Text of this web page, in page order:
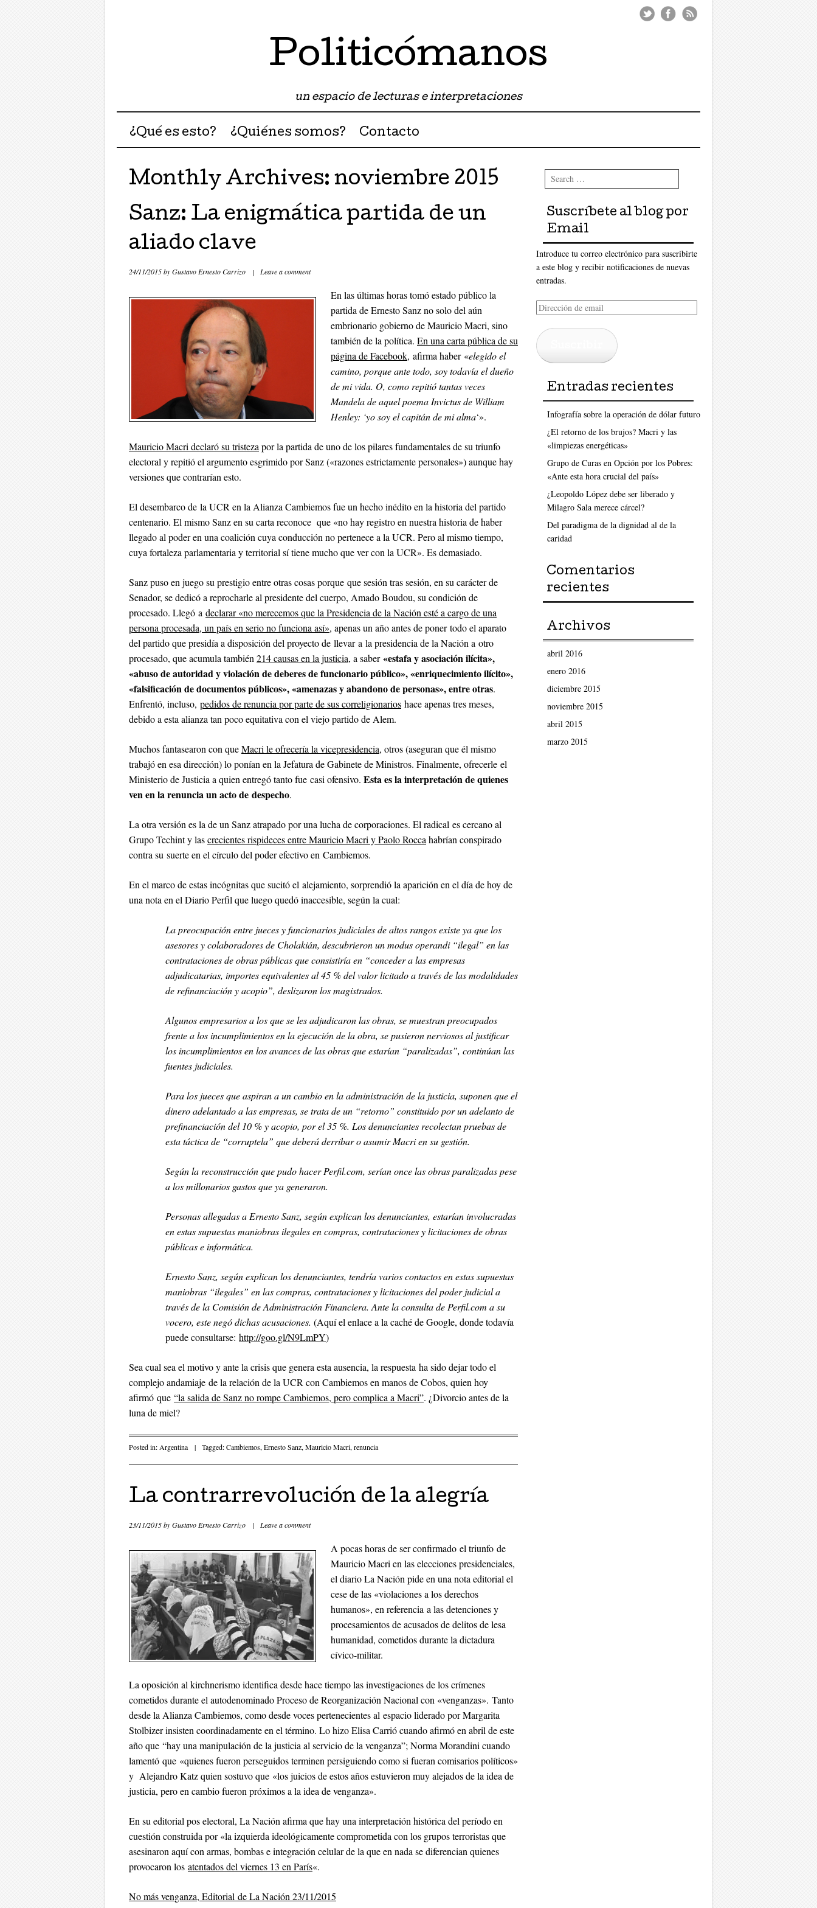
Politicómanos
un espacio de lecturas e interpretaciones
Menu ☰
Skip to content
¿Qué es esto? ¿Quiénes somos? Contacto
Monthly Archives: noviembre 2015
Sanz: La enigmática partida de un
aliado clave
24/11/2015byGustavo Ernesto Carrizo | Leave a comment
En las últimas horas tomó estado público la
partida de Ernesto Sanz no solo del aún
embrionario gobierno de Mauricio Macri, sino
también de la política. En una carta pública de su
página de Facebook, afirma haber «elegido el
camino, porque ante todo, soy todavía el dueño
de mi vida. O, como repitió tantas veces
Mandela de aquel poema Invictus de William
Henley: ‘yo soy el capitán de mi alma‘».
Mauricio Macri declaró su tristeza por la partida de uno de los pilares fundamentales de su triunfo
electoral y repitió el argumento esgrimido por Sanz («razones estrictamente personales») aunque hay
versiones que contrarían esto.
El desembarco de la UCR en la Alianza Cambiemos fue un hecho inédito en la historia del partido
centenario. El mismo Sanz en su carta reconoce que «no hay registro en nuestra historia de haber
llegado al poder en una coalición cuya conducción no pertenece a la UCR. Pero al mismo tiempo,
cuya fortaleza parlamentaria y territorial sí tiene mucho que ver con la UCR». Es demasiado.
Sanz puso en juego su prestigio entre otras cosas porque que sesión tras sesión, en su carácter de
Senador, se dedicó a reprocharle al presidente del cuerpo, Amado Boudou, su condición de
procesado. Llegó a declarar «no merecemos que la Presidencia de la Nación esté a cargo de una
persona procesada, un país en serio no funciona así», apenas un año antes de poner todo el aparato
del partido que presidía a disposición del proyecto de llevar a la presidencia de la Nación a otro
procesado, que acumula también 214 causas en la justicia, a saber«estafa y asociación ilícita»,
«abuso de autoridad y violación de deberes de funcionario público», «enriquecimiento ilícito»,
«falsificación de documentos públicos», «amenazas y abandono de personas», entre otras.
Enfrentó, incluso, pedidos de renuncia por parte de sus correligionarios hace apenas tres meses,
debido a esta alianza tan poco equitativa con el viejo partido de Alem.
Muchos fantasearon con queMacri le ofrecería la vicepresidencia, otros (aseguran que él mismo
trabajó en esa dirección) lo ponían en la Jefatura de Gabinete de Ministros. Finalmente, ofrecerle el
Ministerio de Justicia a quien entregó tanto fue casi ofensivo. Esta es la interpretación de quienes
ven en la renuncia un acto de despecho.
La otra versión es la de un Sanz atrapado por una lucha de corporaciones. El radical es cercano al
Grupo Techint y lascrecientes rispideces entre Mauricio Macri y Paolo Rocca habrían conspirado
contra su suerte en el círculo del poder efectivo en Cambiemos.
En el marco de estas incógnitas que sucitó el alejamiento, sorprendió la aparición en el día de hoy de
una nota en el Diario Perfil que luego quedó inaccesible, según la cual:
La preocupación entre jueces y funcionarios judiciales de altos rangos existe ya que los
asesores y colaboradores de Cholakián, descubrieron un modus operandi “ilegal” en las
contrataciones de obras públicas que consistiría en “conceder a las empresas
adjudicatarias, importes equivalentes al 45 % del valor licitado a través de las modalidades
de refinanciación y acopio”, deslizaron los magistrados.
Algunos empresarios a los que se les adjudicaron las obras, se muestran preocupados
frente a los incumplimientos en la ejecución de la obra, se pusieron nerviosos al justificar
los incumplimientos en los avances de las obras que estarían “paralizadas”, continúan las
fuentes judiciales.
Para los jueces que aspiran a un cambio en la administración de la justicia, suponen que el
dinero adelantado a las empresas, se trata de un “retorno” constituido por un adelanto de
prefinanciación del 10 % y acopio, por el 35 %. Los denunciantes recolectan pruebas de
esta táctica de “corruptela” que deberá derribar o asumir Macri en su gestión.
Según la reconstrucción que pudo hacer Perfil.com, serían once las obras paralizadas pese
a los millonarios gastos que ya generaron.
Personas allegadas a Ernesto Sanz, según explican los denunciantes, estarían involucradas
en estas supuestas maniobras ilegales en compras, contrataciones y licitaciones de obras
públicas e informática.
Ernesto Sanz, según explican los denunciantes, tendría varios contactos en estas supuestas
maniobras “ilegales” en las compras, contrataciones y licitaciones del poder judicial a
través de la Comisión de Administración Financiera. Ante la consulta de Perfil.com a su
vocero, este negó dichas acusaciones. (Aquí el enlace a la caché de Google, donde todavía
puede consultarse: http://goo.gl/N9LmPY)
Sea cual sea el motivo y ante la crisis que genera esta ausencia, la respuesta ha sido dejar todo el
complejo andamiaje de la relación de la UCR con Cambiemos en manos de Cobos, quien hoy
afirmó que “la salida de Sanz no rompe Cambiemos, pero complica a Macri”. ¿Divorcio antes de la
luna de miel?
Posted in: Argentina | Tagged:Cambiemos, Ernesto Sanz, Mauricio Macri, renuncia
La contrarrevolución de la alegría
23/11/2015byGustavo Ernesto Carrizo | Leave a comment
A pocas horas de ser confirmado el triunfo de
Mauricio Macri en las elecciones presidenciales,
el diario La Nación pide en una nota editorial el
cese de las «violaciones a los derechos
humanos», en referencia a las detenciones y
procesamientos de acusados de delitos de lesa
humanidad, cometidos durante la dictadura
cívico-militar.
La oposición al kirchnerismo identifica desde hace tiempo las investigaciones de los crímenes
cometidos durante el autodenominado Proceso de Reorganización Nacional con «venganzas». Tanto
desde la Alianza Cambiemos, como desde voces pertenecientes al espacio liderado por Margarita
Stolbizer insisten coordinadamente en el término. Lo hizo Elisa Carrió cuando afirmó en abril de este
año que “hay una manipulación de la justicia al servicio de la venganza”; Norma Morandini cuando
lamentó que «quienes fueron perseguidos terminen persiguiendo como si fueran comisarios políticos»
y Alejandro Katz quien sostuvo que «los juicios de estos años estuvieron muy alejados de la idea de
justicia, pero en cambio fueron próximos a la idea de venganza».
En su editorial pos electoral, La Nación afirma que hay una interpretación histórica del período en
cuestión construida por «la izquierda ideológicamente comprometida con los grupos terroristas que
asesinaron aquí con armas, bombas e integración celular de la que en nada se diferencian quienes
provocaron los atentados del viernes 13 en París«.
No más venganza, Editorial de La Nación 23/11/2015
Search
Suscríbete al blog por
Email
Introduce tu correo electrónico para suscribirte
a este blog y recibir notificaciones de nuevas
entradas.
Dirección
email
Entradas recientes
Infografía sobre la operación de dólar futuro
¿El retorno de los brujos? Macri y las
«limpiezas energéticas»
Grupo de Curas en Opción por los Pobres:
«Ante esta hora crucial del país»
¿Leopoldo López debe ser liberado y
Milagro Sala merece cárcel?
Del paradigma de la dignidad al de la
caridad
Comentarios
recientes
Archivos
abril 2016
enero 2016
diciembre 2015
noviembre 2015
abril 2015
marzo 2015